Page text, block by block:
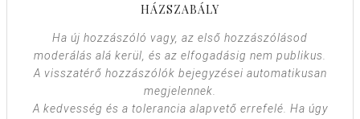
HÁZSZABÁLY
Ha új hozzászóló vagy, az első hozzászólásod
moderálás alá kerül, és az elfogadásig nem publikus.
A visszatérő hozzászólók bejegyzései automatikusan
megjelennek.
A kedvesség és a tolerancia alapvető errefelé. Ha úgy